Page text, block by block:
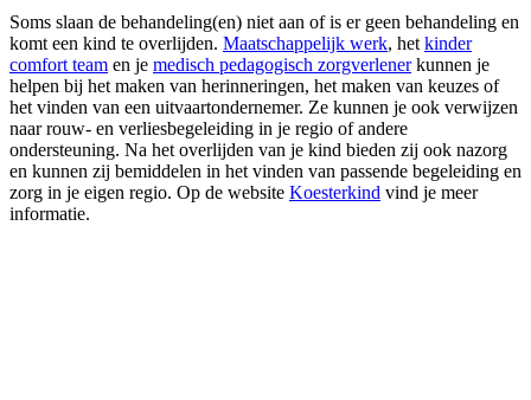
Soms slaan de behandeling(en) niet aan of is er geen behandeling en
komt een kind te overlijden. Maatschappelijk werk, het kinder
comfort team en je medisch pedagogisch zorgverlenerkunnen je
helpen bij het maken van herinneringen, het maken van keuzes of
het vinden van een uitvaartondernemer. Ze kunnen je ook verwijzen
naar rouw- en verliesbegeleiding in je regio of andere
ondersteuning. Na het overlijden van je kind bieden zij ook nazorg
en kunnen zij bemiddelen in het vinden van passende begeleiding en
zorg in je eigen regio. Op de website Koesterkind vind je meer
informatie.